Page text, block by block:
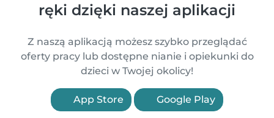
ręki dzięki naszej aplikacji
Z naszą aplikacją możesz szybko przeglądać
oferty pracy lub dostępne nianie i opiekunki do
dzieci w Twojej okolicy!
App Store Google Play